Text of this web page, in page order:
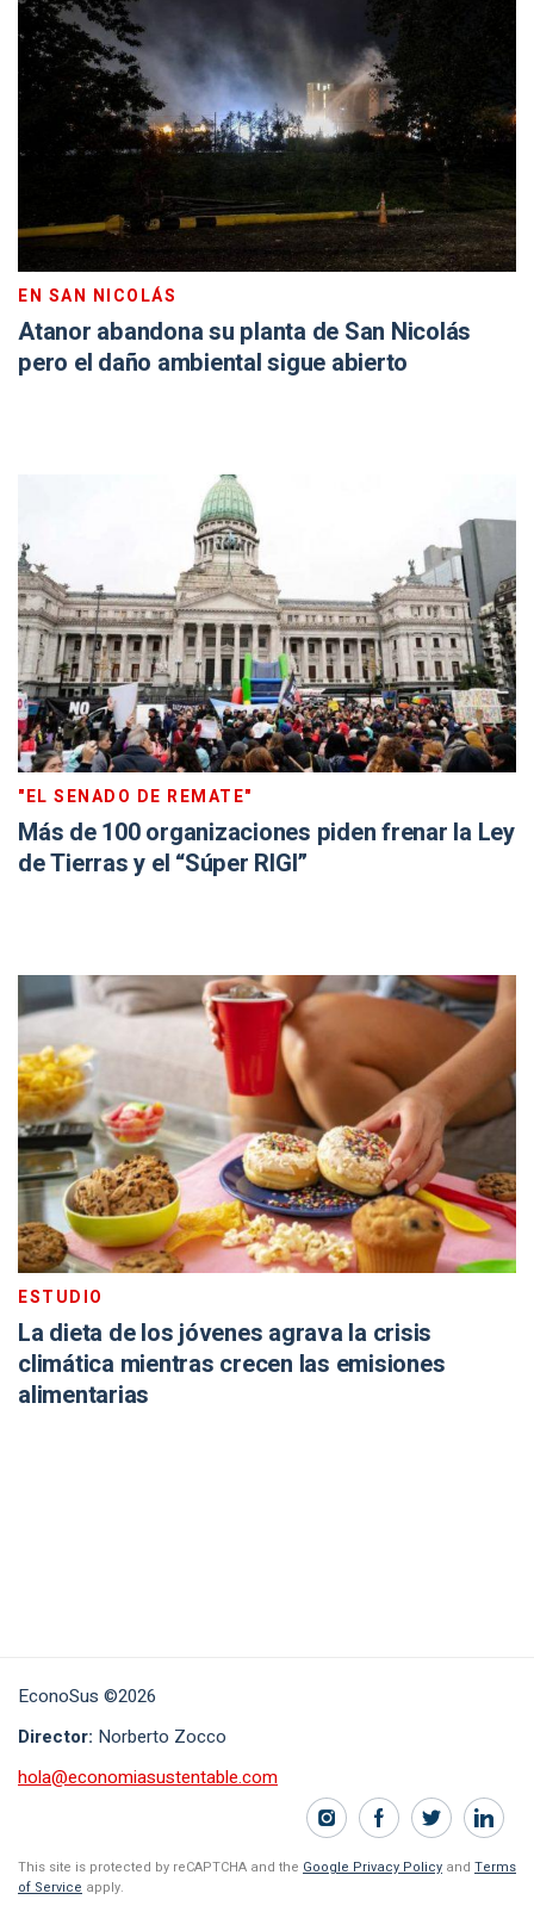
EN SAN NICOLÁS
Atanor abandona su planta de San Nicolás
pero el daño ambiental sigue abierto
"EL SENADO DE REMATE"
Más de 100 organizaciones piden frenar la Ley
de Tierras y el “Súper RIGI”
ESTUDIO
La dieta de los jóvenes agrava la crisis
climática mientras crecen las emisiones
alimentarias
EconoSus ©2026
Director: Norberto Zocco
hola@economiasustentable.com
This site is protected by reCAPTCHA and the Google Privacy Policy and Terms
of Service apply.